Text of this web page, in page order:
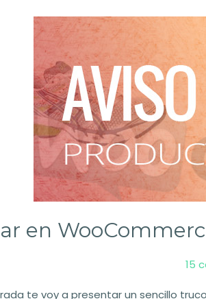
en
15
te voy a presentar un sencillo